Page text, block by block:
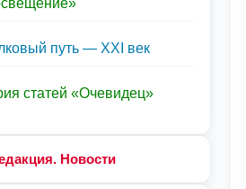
путь — XXI век
статей «Очевидец»
Новости